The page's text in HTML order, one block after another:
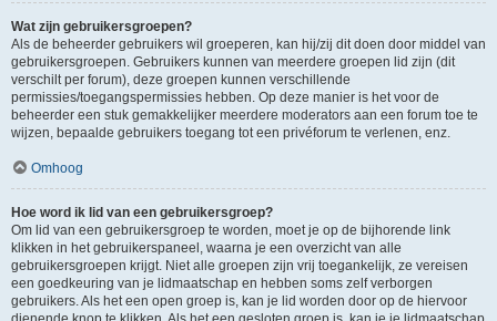
Wat zijn gebruikersgroepen?
Als de beheerder gebruikers wil groeperen, kan hij/zij dit doen door middel van
gebruikersgroepen. Gebruikers kunnen van meerdere groepen lid zijn (dit
verschilt per forum), deze groepen kunnen verschillende
permissies/toegangspermissies hebben. Op deze manier is het voor de
beheerder een stuk gemakkelijker meerdere moderators aan een forum toe te
wijzen, bepaalde gebruikers toegang tot een privéforum te verlenen, enz.
Omhoog
Hoe word ik lid van een gebruikersgroep?
Om lid van een gebruikersgroep te worden, moet je op de bijhorende link
klikken in het gebruikerspaneel, waarna je een overzicht van alle
gebruikersgroepen krijgt. Niet alle groepen zijn vrij toegankelijk, ze vereisen
een goedkeuring van je lidmaatschap en hebben soms zelf verborgen
gebruikers. Als het een open groep is, kan je lid worden door op de hiervoor